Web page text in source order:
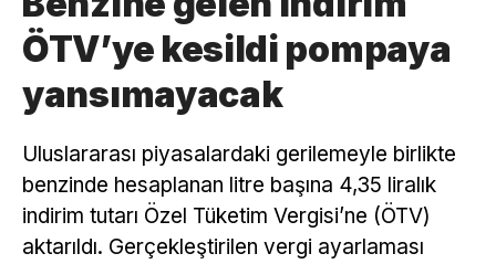
ÖTV’ye kesildi pompaya
yansımayacak
Uluslararası piyasalardaki gerilemeyle birlikte
benzinde hesaplanan litre başına 4,35 liralık
indirim tutarı Özel Tüketim Vergisi’ne (ÖTV)
aktarıldı. Gerçekleştirilen vergi ayarlaması